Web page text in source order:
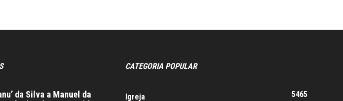
da Silva a Manuel da
CATEGORIA POPULAR
Igreja
5465